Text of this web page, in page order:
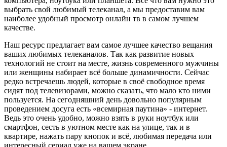
выбрать свой любимый телеканал, а мы предоставим вам
наиболее удобный просмотр онлайн тв в самом лучшем
качестве.
Наш ресурс предлагает вам самое лучшее качество вещания
ваших любимых телеканалов. Так как развитие новых
технологий не стоит на месте, жизнь современного мужчины
или женщины набирает всё больше динамичности. Сейчас
редко встречаешь людей, которые в своё свободное время
сидят под телевизорами, можно сказать, что мало кто ними
пользуется. На сегодняшний день довольно популярным
проведением досуга есть «всемирная паутина» - интернет.
Ведь это очень удобно, можно взять в руки ноутбук или
смартфон, сесть в уютном месте как на улице, так и в
квартире, нажать пару кнопок и всё, любимая передача или
интересный сериал уже на вашем экране.